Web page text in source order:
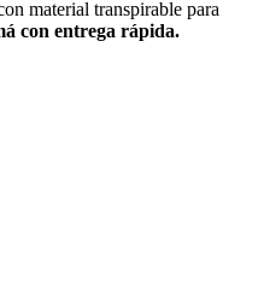
material transpirable para
con entrega rápida.